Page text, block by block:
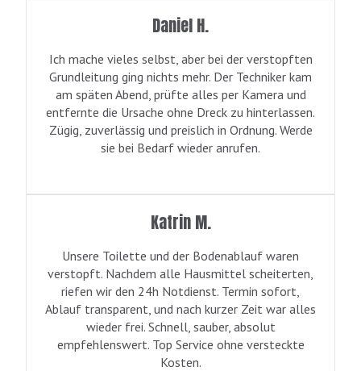
Daniel H.
Ich mache vieles selbst, aber bei der verstopften
Grundleitung ging nichts mehr. Der Techniker kam
am späten Abend, prüfte alles per Kamera und
entfernte die Ursache ohne Dreck zu hinterlassen.
Zügig, zuverlässig und preislich in Ordnung. Werde
sie bei Bedarf wieder anrufen.
Katrin M.
Unsere Toilette und der Bodenablauf waren
verstopft. Nachdem alle Hausmittel scheiterten,
riefen wir den 24h Notdienst. Termin sofort,
Ablauf transparent, und nach kurzer Zeit war alles
wieder frei. Schnell, sauber, absolut
empfehlenswert. Top Service ohne versteckte
Kosten.